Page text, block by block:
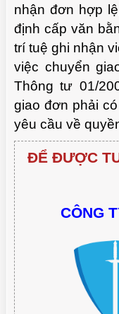
nhận đơn hợp
định cấp văn
trí tuệ ghi nhận
việc chuyển
Thông tư 01/
giao đơn phải
yêu cầu về
ĐỂ ĐƯỢC
CÔNG